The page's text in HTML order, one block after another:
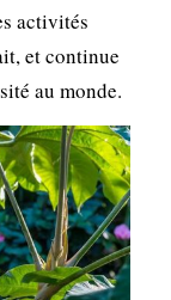
activités
et continue
au monde.